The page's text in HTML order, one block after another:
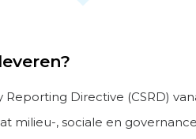
Directive (CSRD)
, sociale en